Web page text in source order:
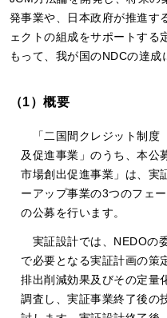
発事業や、日本政府が推進す
ェクトの組成をサポートする
もって、我が国のNDCの達成
（1）概要
「二国間クレジット制
及促進事業」のうち、本公
市場創出促進事業」は、実
ーアップ事業の3つのフェ
の公募を行います。
実証設計では、NEDOの
で必要となる実証計画の策
排出削減効果及びその定量
調査し、実証事業終了後の